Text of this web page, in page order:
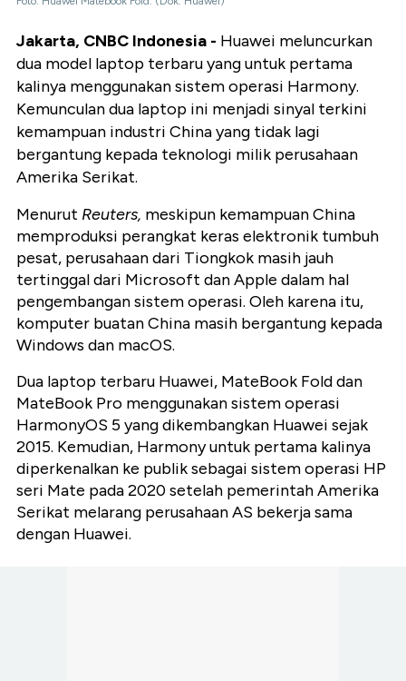
Jakarta, CNBC Indonesia - Huawei meluncurkan
dua model laptop terbaru yang untuk pertama
kalinya menggunakan sistem operasi Harmony.
Kemunculan dua laptop ini menjadi sinyal terkini
kemampuan industri China yang tidak lagi
bergantung kepada teknologi milik perusahaan
Amerika Serikat.
Menurut Reuters, meskipun kemampuan China
memproduksi perangkat keras elektronik tumbuh
pesat, perusahaan dari Tiongkok masih jauh
tertinggal dari Microsoft dan Apple dalam hal
pengembangan sistem operasi. Oleh karena itu,
komputer buatan China masih bergantung kepada
Windows dan macOS.
Dua laptop terbaru Huawei, MateBook Fold dan
MateBook Pro menggunakan sistem operasi
HarmonyOS 5 yang dikembangkan Huawei sejak
2015. Kemudian, Harmony untuk pertama kalinya
diperkenalkan ke publik sebagai sistem operasi HP
seri Mate pada 2020 setelah pemerintah Amerika
Serikat melarang perusahaan AS bekerja sama
dengan Huawei.